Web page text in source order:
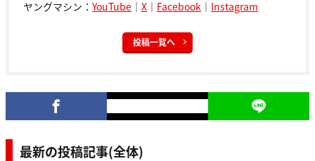
ヤングマシン： YouTube ｜ X ｜ Facebook ｜ Instagram
投稿一覧へ
最新の投稿記事(全体)